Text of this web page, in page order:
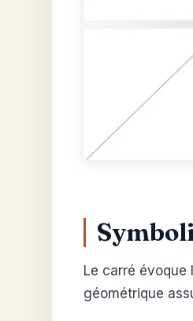
Le carré évoque
géométrique